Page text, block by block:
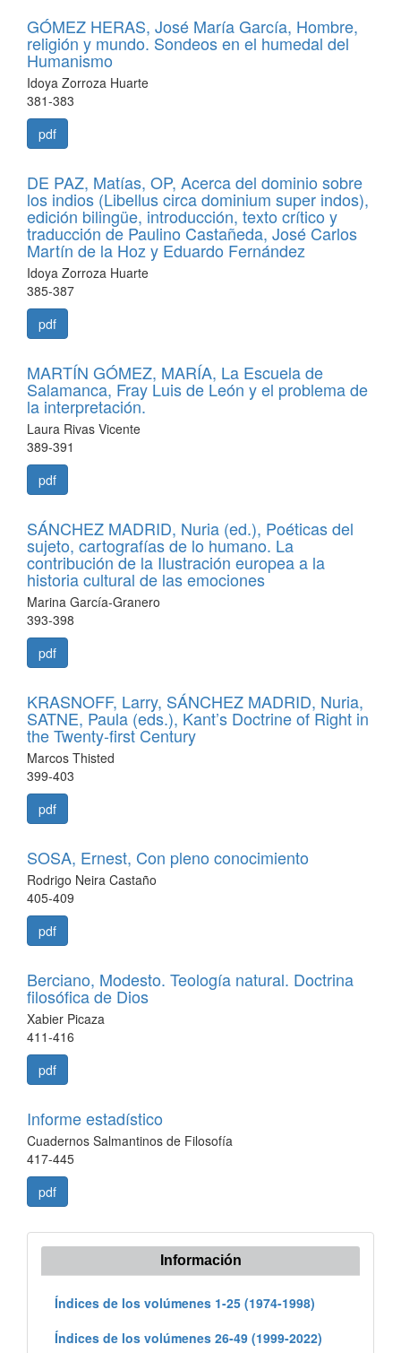
GÓMEZ HERAS, José María García, Hombre,
religión y mundo. Sondeos en el humedal del
Humanismo
Idoya Zorroza Huarte
381-383
pdf
DE PAZ, Matías, OP, Acerca del dominio sobre
los indios (Libellus circa dominium super indos),
edición bilingüe, introducción, texto crítico y
traducción de Paulino Castañeda, José Carlos
Martín de la Hoz y Eduardo Fernández
Idoya Zorroza Huarte
385-387
pdf
MARTÍN GÓMEZ, MARÍA, La Escuela de
Salamanca, Fray Luis de León y el problema de
la interpretación.
Laura Rivas Vicente
389-391
pdf
SÁNCHEZ MADRID, Nuria (ed.), Poéticas del
sujeto, cartografías de lo humano. La
contribución de la Ilustración europea a la
historia cultural de las emociones
Marina García-Granero
393-398
pdf
KRASNOFF, Larry, SÁNCHEZ MADRID, Nuria,
SATNE, Paula (eds.), Kant’s Doctrine of Right in
the Twenty-first Century
Marcos Thisted
399-403
pdf
SOSA, Ernest, Con pleno conocimiento
Rodrigo Neira Castaño
405-409
pdf
Berciano, Modesto. Teología natural. Doctrina
filosófica de Dios
Xabier Picaza
411-416
pdf
Informe estadístico
Cuadernos Salmantinos de Filosofía
417-445
pdf
Información
Índices de los volúmenes 1-25 (1974-1998)
Índices de los volúmenes 26-49 (1999-2022)